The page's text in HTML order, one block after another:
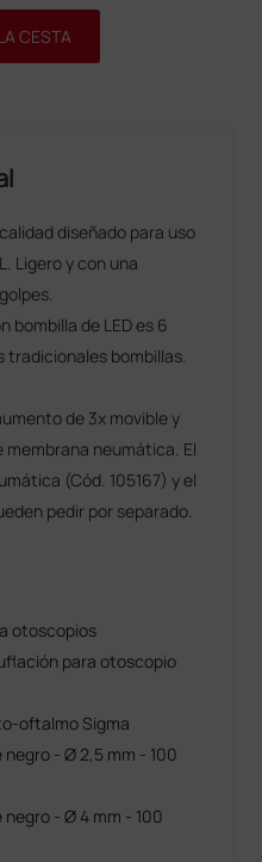
CESTA
diseñado para uso
Ligero y con una
bombilla de LED es 6
tradicionales bombillas.
de 3x movible y
membrana neumática. El
(Cód. 105167) y el
pedir por separado.
otoscopios
para otoscopio
oftalmo Sigma
- Ø 2,5 mm - 100
- Ø 4 mm - 100